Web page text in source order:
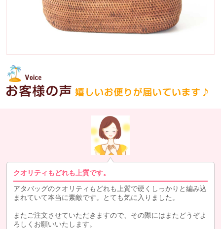
クオリティもどれも上質です。
アタバッグのクオリティもどれも上質で硬くしっかりと編み込
まれていて本当に素敵です。とても気に入りました。
またご注文させていただきますので、その際にはまたどうぞよ
ろしくお願いいたします。